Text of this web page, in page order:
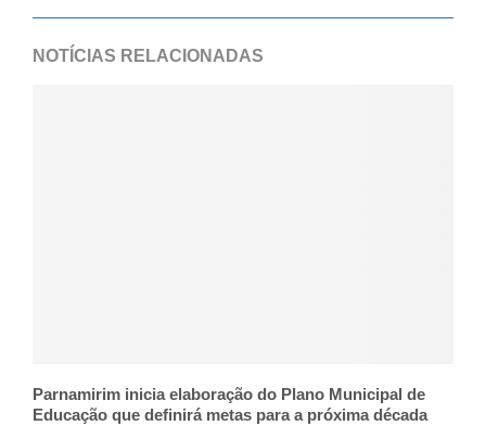
NOTÍCIAS RELACIONADAS
Parnamirim inicia elaboração do Plano Municipal de
Educação que definirá metas para a próxima década